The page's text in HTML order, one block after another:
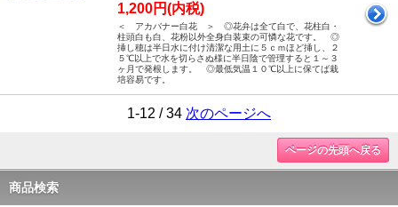
1,200円(内税)
＜ アカバナー白花 ＞ ◎花弁は全て白で、花柱白・
柱頭白も白、花粉以外全身白装束の可憐な花です。 ◎
挿し穂は半日水に付け清潔な用土に５ｃｍほど挿し、２
５℃以上で水を切らさぬ様に半日陰で管理すると１～３
ヶ月で発根します。 ◎最低気温１０℃以上に保てば栽
培容易です。
1-12 / 34 次のページへ
ページの先頭へ戻る
商品検索